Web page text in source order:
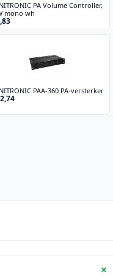
PA Volume Controller,
mono wh
PAA-360 PA-versterker
+